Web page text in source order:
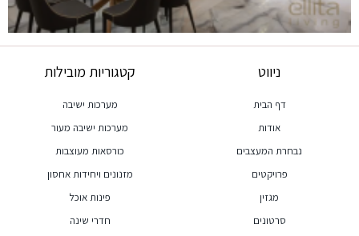
ניווט
דף הבית
אודות
נבחרת המעצבים
פרויקטים
מגזין
סרטונים
קטגוריות מובילות
מערכות ישיבה
מערכות ישיבה מעור
כורסאות מעוצבות
מזנונים ויחידות אחסון
פינות אוכל
חדרי שינה